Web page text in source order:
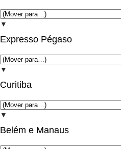
▼
Expresso Pégaso
▼
Curitiba
▼
Belém e Manaus